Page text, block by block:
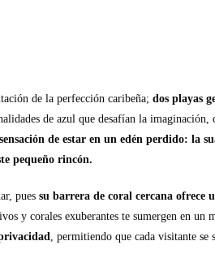
de la perfección caribeña; dos playas
de azul que desafían la
de estar en un edén perdido: la
pequeño rincón.
pues su barrera de coral cercana ofrece
y corales exuberantes te sumergen en
, permitiendo que cada visitante se